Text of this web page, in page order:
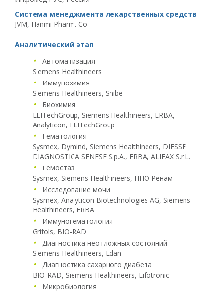
Система менеджмента лекарственных средств
JVM, Hanmi Pharm. Co
Аналитический этап
•
Автоматизация
Siemens Healthineers
•
Иммунохимия
Siemens Healthineers, Snibe
•
Биохимия
ELITechGroup, Siemens Healthineers, ERBA,
Analyticon, ELITechGroup
•
Гематология
Sysmex, Dymind, Siemens Healthineers, DIESSE
DIAGNOSTICA SENESE S.p.A., ERBA, ALIFAX S.r.L.
•
Гемостаз
Sysmex, Siemens Healthineers, НПО Ренам
•
Исследование мочи
Sysmex, Analyticon Biotechnologies AG, Siemens
Healthineers, ERBA
•
Иммуногематология
Grifols, BIO-RAD
•
Диагностика неотложных состояний
Siemens Healthineers, Edan
•
Диагностика сахарного диабета
BIO-RAD, Siemens Healthineers, Lifotronic
•
Микробиология